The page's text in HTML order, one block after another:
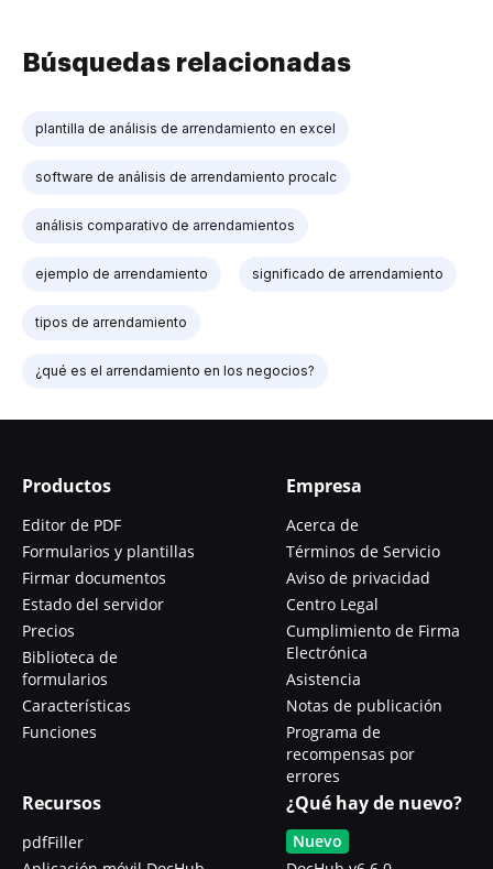
Búsquedas relacionadas
plantilla de análisis de arrendamiento en excel
software de análisis de arrendamiento procalc
análisis comparativo de arrendamientos
ejemplo de arrendamiento significado de arrendamiento
tipos de arrendamiento
¿qué es el arrendamiento en los negocios?
Productos
Editor de PDF
Formularios y plantillas
Firmar documentos
Estado del servidor
Precios
Biblioteca de
formularios
Características
Funciones
Empresa
Acerca de
Términos de Servicio
Aviso de privacidad
Centro Legal
Cumplimiento de Firma
Electrónica
Asistencia
Notas de publicación
Programa de
recompensas por
errores
Recursos
pdfFiller
¿Qué hay de nuevo?
Nuevo